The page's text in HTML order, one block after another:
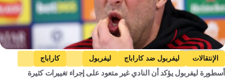
Getty Images
الإنتقالات ليفربول ضد كاراباج ليفربول
كاراباج
دوري أبطال أوروبا
ليفربول ضد نيوكاسل يونايتد
أسطورة ليفربول يؤكد أن النادي غير متعود على إجراء تغييرات كثيرة